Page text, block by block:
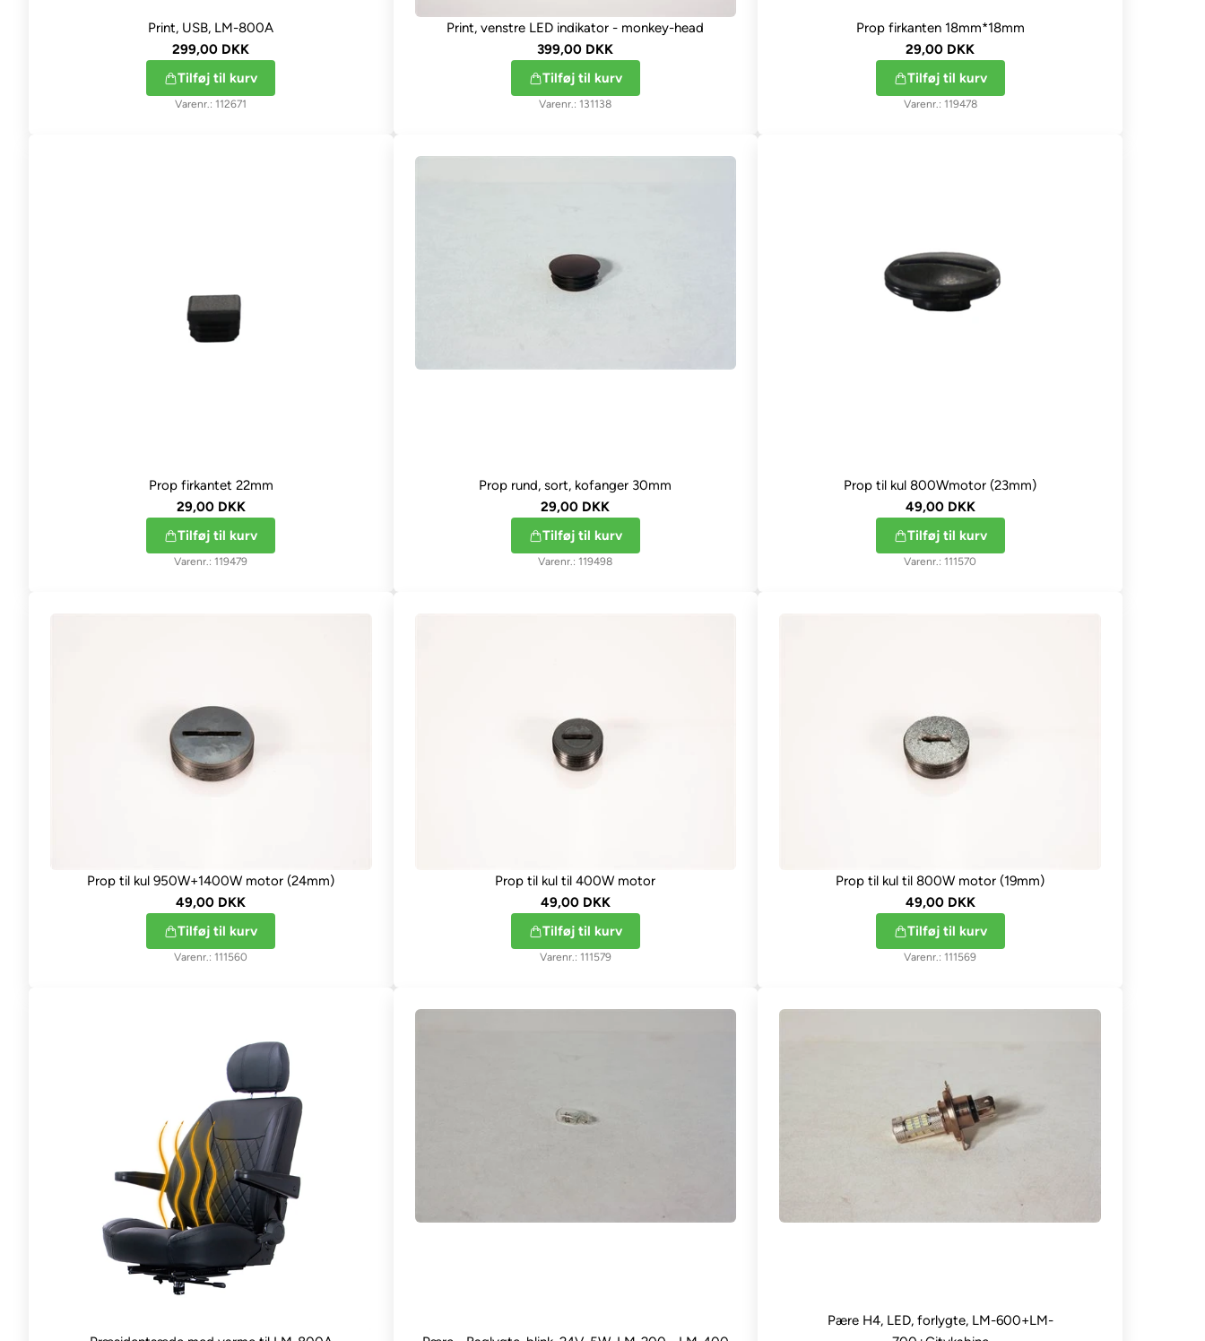
Print, USB, LM-800A
299,00 DKK
Tilføj til kurv
112671
Print, venstre LED indikator - monkey-head
399,00 DKK
Tilføj til kurv
131138
Prop firkanten 18mm*18mm
29,00 DKK
Tilføj til kurv
119478
Prop firkantet 22mm
29,00 DKK
Tilføj til kurv
119479
Prop rund, sort, kofanger 30mm
29,00 DKK
Tilføj til kurv
119498
Prop til kul 800Wmotor (23mm)
49,00 DKK
Tilføj til kurv
111570
Prop til kul 950W+1400W motor (24mm)
49,00 DKK
Tilføj til kurv
111560
Prop til kul til 400W motor
49,00 DKK
Tilføj til kurv
111579
Prop til kul til 800W motor (19mm)
49,00 DKK
Tilføj til kurv
111569
Pære H4, LED, forlygte, LM-600+LM-